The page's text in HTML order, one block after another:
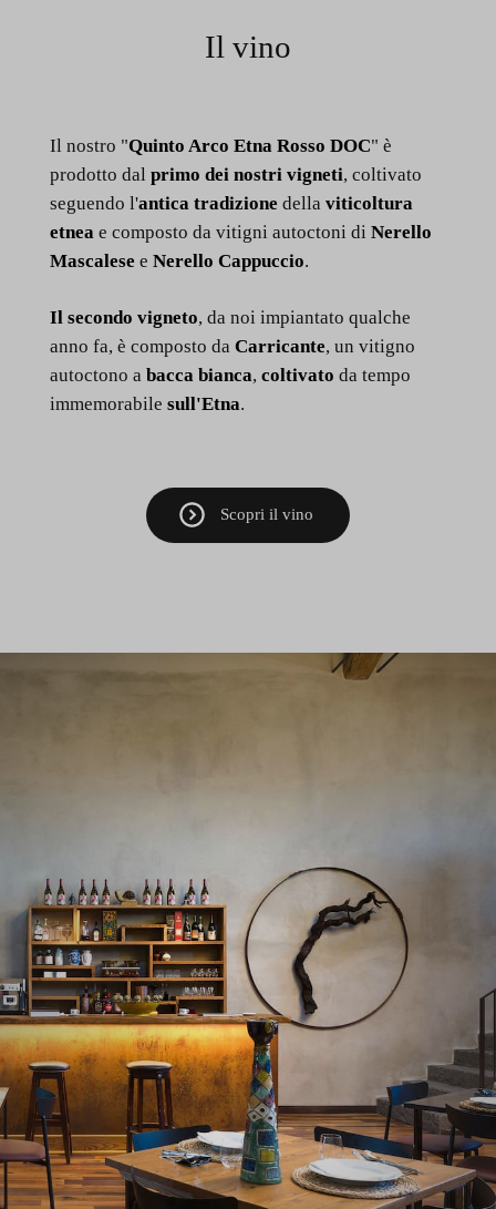
Il vino
Il nostro "Quinto Arco Etna Rosso DOC" è
prodotto dal primo dei nostri vigneti, coltivato
seguendo l'antica tradizione della viticoltura
etneae composto da vitigni autoctoni di Nerello
Mascalese e Nerello Cappuccio.
Il secondo vigneto, da noi impiantato qualche
anno fa, è composto da Carricante, un vitigno
autoctono a bacca bianca, coltivato da tempo
immemorabile sull'Etna.
Scopri il vino